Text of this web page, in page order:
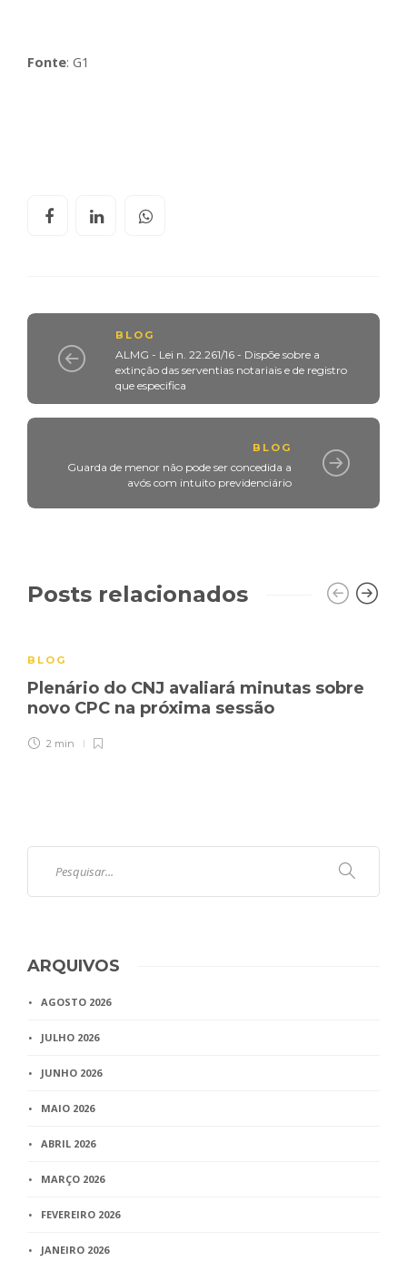
Fonte: G1
BLOG
ALMG - Lei n. 22.261/16 - Dispõe sobre a
extinção das serventias notariais e de registro
que especifica
BLOG
Guarda de menor não pode ser concedida a
avós com intuito previdenciário
Posts relacionados
BLOG
Plenário do CNJ avaliará minutas sobre
novo CPC na próxima sessão
2 min
ARQUIVOS
AGOSTO 2026
JULHO 2026
JUNHO 2026
MAIO 2026
ABRIL 2026
MARÇO 2026
FEVEREIRO 2026
JANEIRO 2026